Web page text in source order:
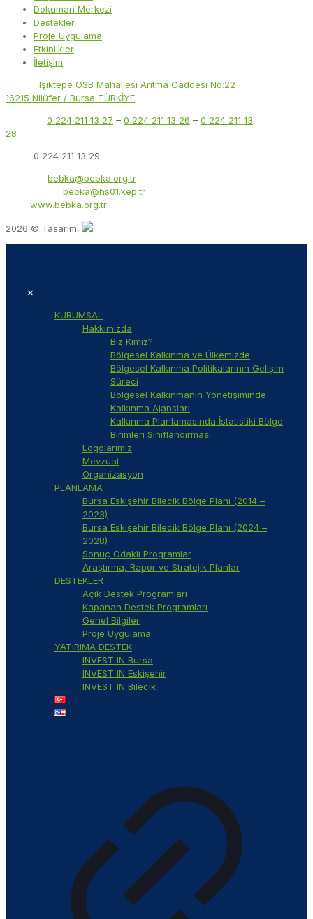
Doküman Merkezi
Destekler
Proje Uygulama
Etkinlikler
İletişim
Işıktepe OSB Mahallesi Arıtma Caddesi No:22
16215 Nilüfer / Bursa TÜRKİYE
0 224 211 13 27 – 0 224 211 13 26 – 0 224 211 13
28
0 224 211 13 29
bebka@bebka.org.tr
bebka@hs01.kep.tr
www.bebka.org.tr
2026 © Tasarım:
✕
KURUMSAL
Hakkımızda
Biz Kimiz?
Bölgesel Kalkınma ve Ülkemizde
Bölgesel Kalkınma Politikalarının Gelişim
Süreci
Bölgesel Kalkınmanın Yönetişiminde
Kalkınma Ajansları
Kalkınma Planlamasında İstatistiki Bölge
Birimleri Sınıflandırması
Logolarımız
Mevzuat
Organizasyon
PLANLAMA
Bursa Eskişehir Bilecik Bölge Planı (2014 –
2023)
Bursa Eskişehir Bilecik Bölge Planı (2024 –
2028)
Sonuç Odaklı Programlar
Araştırma, Rapor ve Stratejik Planlar
DESTEKLER
Açık Destek Programları
Kapanan Destek Programları
Genel Bilgiler
Proje Uygulama
YATIRIMA DESTEK
INVEST IN Bursa
INVEST IN Eskişehir
INVEST IN Bilecik